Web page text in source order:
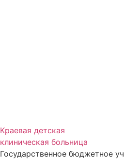
Краевая детская
клиническая больница
Государственное бюджетное